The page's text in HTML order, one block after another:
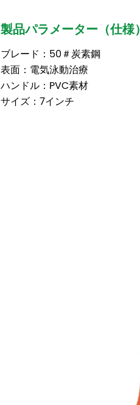
製品パラメーター（仕様）
ブレード：50＃炭素鋼
表面：電気泳動治療
ハンドル：PVC素材
サイズ：7インチ